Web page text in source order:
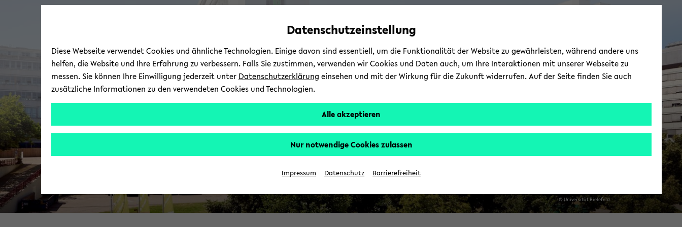
Automatische
vermeiden
zum
wechseln
zum
wechseln
zum
wechseln
Wirtschafts­
mathematik
© Uni­ver­si­tät Bie­le­feld
Datenschutzeinstellung
Diese Webseite verwendet Cookies und ähnliche Technologien. Einige davon sind essentiell, um die Funktionalität der Website zu gewährleisten, während andere uns
helfen, die Website und Ihre Erfahrung zu verbessern. Falls Sie zustimmen, verwenden wir Cookies und Daten auch, um Ihre Interaktionen mit unserer Webseite zu
messen. Sie können Ihre Einwilligung jederzeit unter Datenschutzerklärung einsehen und mit der Wirkung für die Zukunft widerrufen. Auf der Seite finden Sie auch
zusätzliche Informationen zu den verwendeten Cookies und Technologien.
Alle akzeptieren
Nur notwendige Cookies zulassen
Impressum Datenschutz Barrierefreiheit